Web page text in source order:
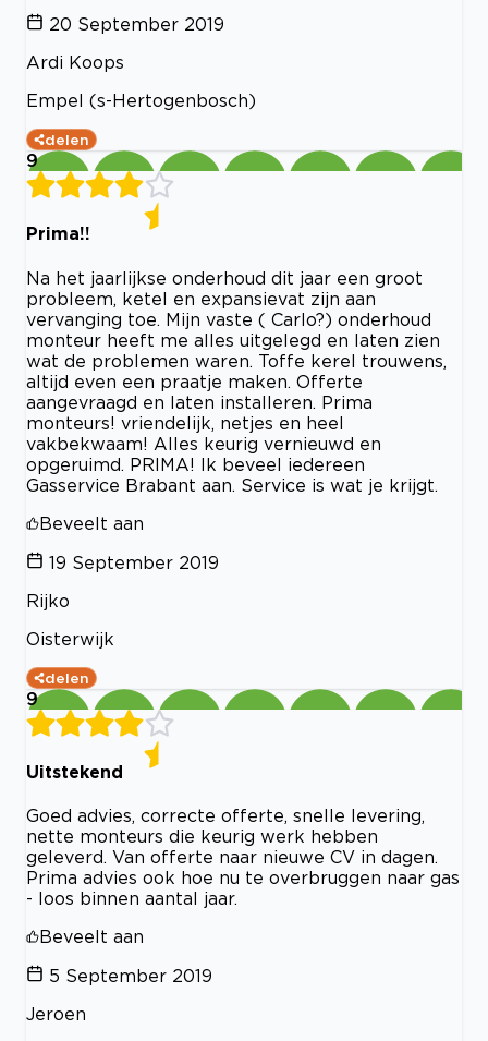
20 September 2019
Ardi Koops
Empel (s-Hertogenbosch)
delen
9
Prima!!
Na het jaarlijkse onderhoud dit jaar een groot
probleem, ketel en expansievat zijn aan
vervanging toe. Mijn vaste ( Carlo?) onderhoud
monteur heeft me alles uitgelegd en laten zien
wat de problemen waren. Toffe kerel trouwens,
altijd even een praatje maken. Offerte
aangevraagd en laten installeren. Prima
monteurs! vriendelijk, netjes en heel
vakbekwaam! Alles keurig vernieuwd en
opgeruimd. PRIMA! Ik beveel iedereen
Gasservice Brabant aan. Service is wat je krijgt.
Beveelt aan
19 September 2019
Rijko
Oisterwijk
delen
9
Uitstekend
Goed advies, correcte offerte, snelle levering,
nette monteurs die keurig werk hebben
geleverd. Van offerte naar nieuwe CV in dagen.
Prima advies ook hoe nu te overbruggen naar gas
- loos binnen aantal jaar.
Beveelt aan
5 September 2019
Jeroen